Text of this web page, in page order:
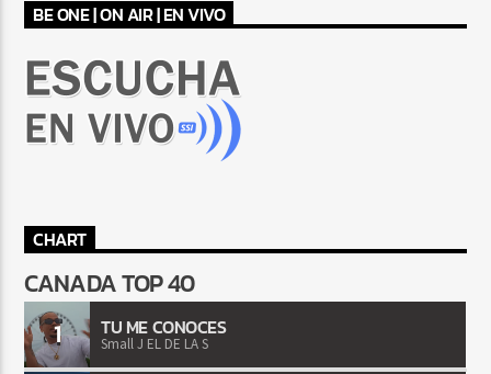
BE ONE | ON AIR | EN VIVO
CHART
CANADA TOP 40
1 TU ME CONOCES
Small J EL DE LA S